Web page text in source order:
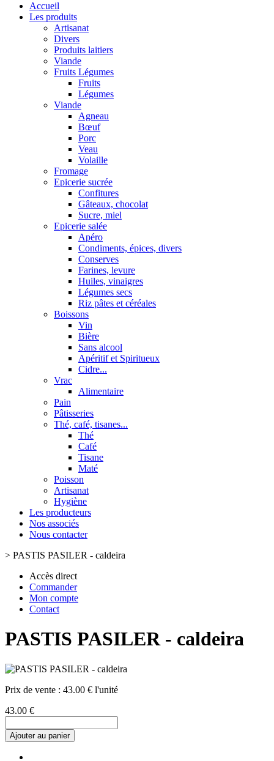
Accueil
Les produits
Artisanat
Divers
Produits laitiers
Viande
Fruits Légumes
Fruits
Légumes
Viande
Agneau
Bœuf
Porc
Veau
Volaille
Fromage
Epicerie sucrée
Confitures
Gâteaux, chocolat
Sucre, miel
Epicerie salée
Apéro
Condiments, épices, divers
Conserves
Farines, levure
Huiles, vinaigres
Légumes secs
Riz pâtes et céréales
Boissons
Vin
Bière
Sans alcool
Apéritif et Spiritueux
Cidre...
Vrac
Alimentaire
Pain
Pâtisseries
Thé, café, tisanes...
Thé
Café
Tisane
Maté
Poisson
Artisanat
Hygiène
Les producteurs
Nos associés
Nous contacter
> PASTIS PASILER - caldeira
Accès direct
Commander
Mon compte
Contact
PASTIS PASILER - caldeira
Prix de vente : 43.00 € l'unité
43.00 €
Ajouter au panier